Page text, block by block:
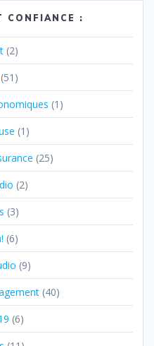
CONFIANCE :
(2)
(51)
(1)
(1)
(25)
(2)
(3)
(6)
(9)
(40)
(6)